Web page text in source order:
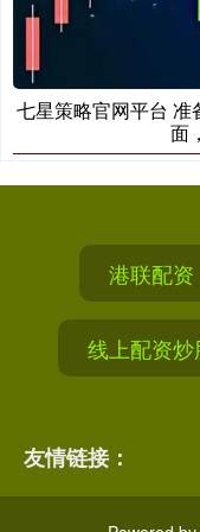
七星策略官网平台
面
港联配资
线上配资炒
友情链接：